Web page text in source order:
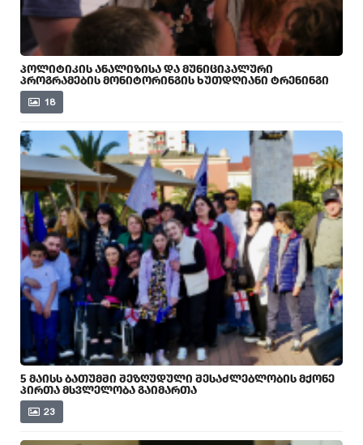
ᲞᲝᲚᲘᲢᲘᲙᲘᲡ ᲐᲜᲐᲚᲘᲖᲘᲡᲐ ᲓᲐ ᲛᲣᲜᲘᲪᲘᲞᲐᲚᲣᲠᲘ
ᲞᲠᲝᲒᲠᲐᲛᲔᲑᲘᲡ ᲛᲝᲜᲘᲢᲝᲠᲘᲜᲒᲘᲡ ᲮᲣᲗᲓᲦᲘᲐᲜᲘ ᲢᲠᲔᲜᲘᲜᲒᲘ
18
5 ᲛᲐᲘᲡᲡ ᲑᲐᲗᲣᲛᲨᲘ ᲨᲔᲖᲦᲣᲓᲣᲚᲘ ᲨᲔᲡᲐᲫᲚᲔᲑᲚᲝᲑᲘᲡ ᲛᲥᲝᲜᲔ
ᲞᲘᲠᲗᲐ ᲛᲡᲕᲚᲔᲚᲝᲑᲐ ᲒᲐᲘᲛᲐᲠᲗᲐ
23